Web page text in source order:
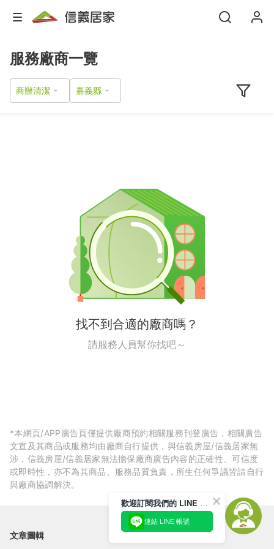
服務廠商一覽
商辦清潔
找不到合適的廠商嗎？
請服務人員幫你找吧～
*本網頁/APP廣告頁僅提供廠商預約相關服務刊登廣告，相關廣告
文宣及其商品或服務均由廠商自行提供，與信義房屋/信義居家無
涉，信義房屋/信義居家無法擔保廠商廣告內容的正確性、可信度
或即時性，亦不為其商品、服務品質負責，所生任何爭議皆請自行
與廠商協調解決。
文章圖輯
歡迎訂閱我們的 LINE 官方帳號
連結 LINE 帳號